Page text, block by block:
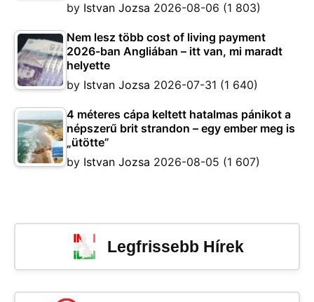
by Istvan Jozsa 2026-08-06 (1 803)
Nem lesz több cost of living payment
2026-ban Angliában – itt van, mi maradt
helyette
by Istvan Jozsa 2026-07-31 (1 640)
4 méteres cápa keltett hatalmas pánikot a
népszerű brit strandon – egy ember meg is
„ütötte”
by Istvan Jozsa 2026-08-05 (1 607)
Legfrissebb Hírek